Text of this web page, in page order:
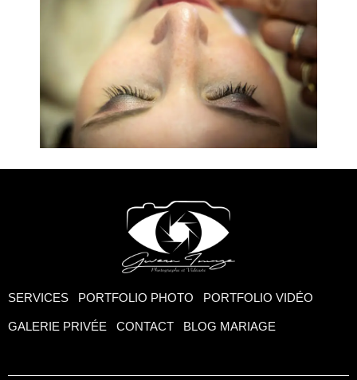
SERVICES PORTFOLIO PHOTO PORTFOLIO VIDÉO
GALERIE PRIVÉE CONTACT BLOG MARIAGE